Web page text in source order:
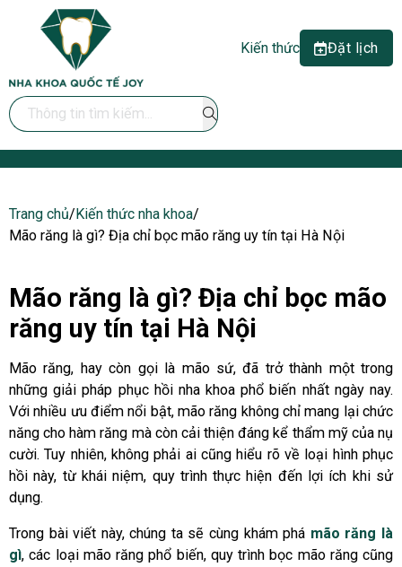
Search ...
Kiến thức Đặt lịch
Trang chủ/Kiến thức nha khoa/
Mão răng là gì? Địa chỉ bọc mão răng uy tín tại Hà Nội
Mão răng là gì? Địa chỉ bọc mão
răng uy tín tại Hà Nội
Mão răng, hay còn gọi là mão sứ, đã trở thành một trong
những giải pháp phục hồi nha khoa phổ biến nhất ngày nay.
Với nhiều ưu điểm nổi bật, mão răng không chỉ mang lại chức
năng cho hàm răng mà còn cải thiện đáng kể thẩm mỹ của nụ
cười. Tuy nhiên, không phải ai cũng hiểu rõ về loại hình phục
hồi này, từ khái niệm, quy trình thực hiện đến lợi ích khi sử
dụng.
Trong bài viết này, chúng ta sẽ cùng khám phá mão răng là
gì, các loại mão răng phổ biến, quy trình bọc mão răng cũng